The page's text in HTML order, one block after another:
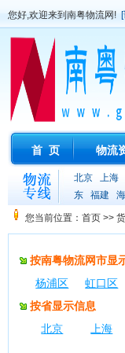
您好,欢迎来到南粤物流网!
首 页 物流
北京 上海
东
福建
您当前位置：首页 >>
按南粤物流网市显
杨浦区
虹口区
按省显示信息
北京
上海